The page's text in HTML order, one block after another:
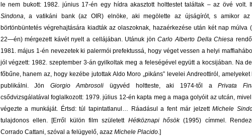
le nem bukott: 1982. június 17-én egy hídra akasztott holttestet találtak – az övé volt.
Sindona, a vatikáni bank (az OIR) elnöke, aki megölette az újságírót, s amikor az
börtönbüntetés végrehajtására kiadták az olaszoknak, hazaérkezése után két nap múlva
22—én) mérgezett kávét nyelt a cellájában. Utánuk jönCarlo Alberto Della Chiesa
1981. május 1-én nevezetek ki palermói prefektussá, hogy véget vessen a helyi
jól végzett: 1982. szeptember 3-án gyilkoltak meg a feleségével együtt a kocsijában. Na
főbűne, hanem az, hogy kezébe jutottak Aldo Moro „pikáns” levelei Andreottiról,
publikálni. Jön Giorgio Ambrosoliügyvéd holtteste, aki 1974-től aPrivata
csődvizsgálatával foglalkozott: 1979. július 12-én kapta meg a maga golyóit az utcán,
végezte a munkáját. Értsd: túl tapintatlanul… Ráadásul a fent már jelzettMichele
tulajdonos ellen. [Erről külön film született Hétköznapi hősök(1995) címmel.
Corrado Cattani, szóval a felügyelő, azaz Michele Placido.]